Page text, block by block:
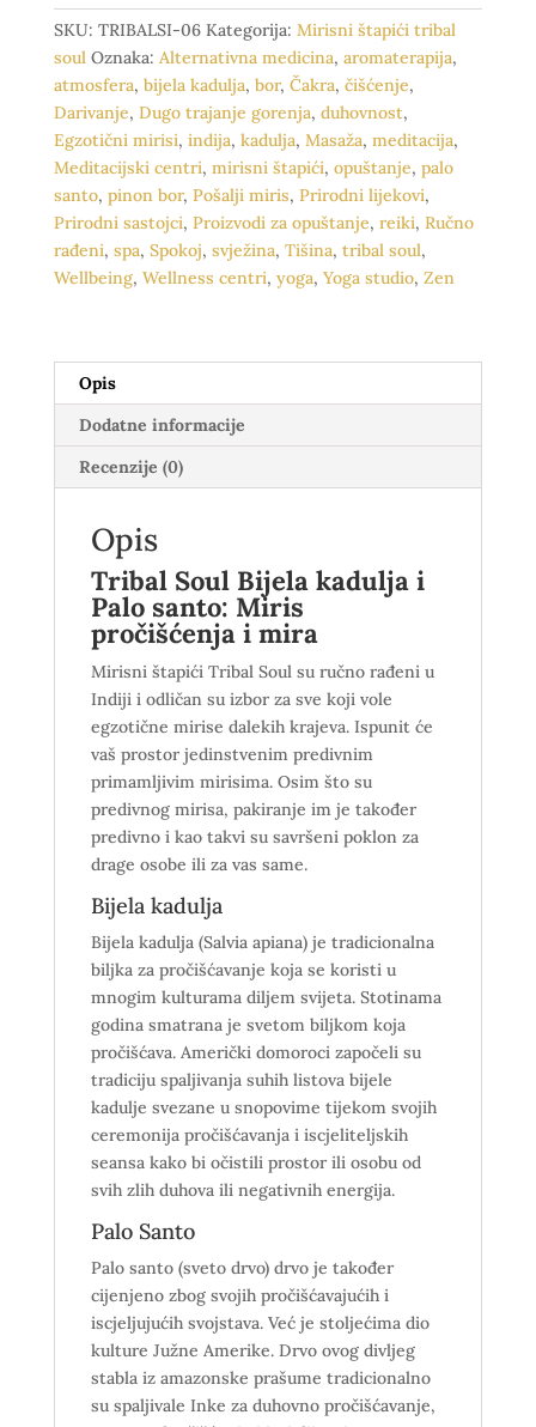
Palo
mirisni
štapići
SKU: TRIBALSI-06 Kategorija: Mirisni štapići tribal
soul Oznaka: Alternativna medicina, aromaterapija,
atmosfera, bijela kadulja, bor, Čakra, čišćenje,
Darivanje, Dugo trajanje gorenja, duhovnost,
Egzotični mirisi, indija, kadulja, Masaža, meditacija,
Meditacijski centri, mirisni štapići, opuštanje, palo
santo, pinon bor, Pošalji miris, Prirodni lijekovi,
Prirodni sastojci, Proizvodi za opuštanje, reiki, Ručno
rađeni, spa, Spokoj, svježina, Tišina, tribal soul,
Wellbeing, Wellness centri, yoga, Yoga studio, Zen
Opis
Dodatne informacije
Recenzije (0)
Opis
Tribal Soul Bijela kadulja i
Palo santo: Miris
pročišćenja i mira
Mirisni štapići Tribal Soul su ručno rađeni u
Indiji i odličan su izbor za sve koji vole
egzotične mirise dalekih krajeva. Ispunit će
vaš prostor jedinstvenim predivnim
primamljivim mirisima. Osim što su
predivnog mirisa, pakiranje im je također
predivno i kao takvi su savršeni poklon za
drage osobe ili za vas same.
Bijela kadulja
Bijela kadulja (Salvia apiana)je tradicionalna
biljka za pročišćavanje koja se koristi u
mnogim kulturama diljem svijeta. Stotinama
godina smatrana je svetom biljkom koja
pročišćava. Američki domoroci započeli su
tradiciju spaljivanja suhih listova bijele
kadulje svezane u snopovime tijekom svojih
ceremonija pročišćavanja i iscjeliteljskih
seansakako bi očistili prostor ili osobu od
svih zlih duhova ili negativnih energija.
Palo Santo
Palo santo (sveto drvo) drvo je također
cijenjeno zbog svojih pročišćavajućih i
iscjeljujućih svojstava. Već je stoljećima dio
kulture Južne Amerike. Drvo ovog divljeg
stabla iz amazonske prašume tradicionalno
su spaljivale Inke za duhovno pročišćavanje,